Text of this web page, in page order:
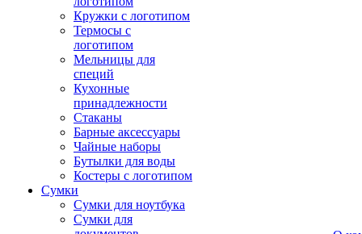
Кружки с логотипом
Термосы с
логотипом
Мельницы для
специй
Кухонные
принадлежности
Стаканы
Барные аксессуары
Чайные наборы
Бутылки для воды
Костеры с логотипом
Сумки
Сумки для ноутбука
Сумки для